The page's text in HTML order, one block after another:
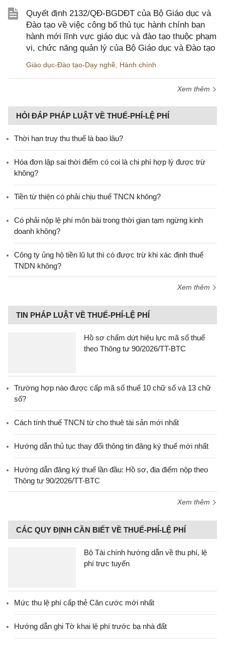
Quyết định 2132/QĐ-BGDĐT của Bộ Giáo dục và
Đào tạo về việc công bố thủ tục hành chính ban
hành mới lĩnh vực giáo dục và đào tạo thuộc phạm
vi, chức năng quản lý của Bộ Giáo dục và Đào tạo
Giáo dục-Đào tạo-Dạy nghề Hành chính
Xem thêm
HỎI ĐÁP PHÁP LUẬT VỀ THUẾ-PHÍ-LỆ PHÍ
Thời hạn truy thu thuế là bao lâu?
Hóa đơn lập sai thời điểm có coi là chi phí hợp lý được trừ
không?
Tiền từ thiện có phải chịu thuế TNCN không?
Có phải nộp lệ phí môn bài trong thời gian tạm ngừng kinh
doanh không?
Công ty ủng hộ tiền lũ lụt thì có được trừ khi xác định thuế
TNDN không?
Xem thêm
TIN PHÁP LUẬT VỀ THUẾ-PHÍ-LỆ PHÍ
Hồ sơ chấm dứt hiệu lực mã số thuế
theo Thông tư 90/2026/TT-BTC
Trường hợp nào được cấp mã số thuế 10 chữ số và 13 chữ
số?
Cách tính thuế TNCN từ cho thuê tài sản mới nhất
Hướng dẫn thủ tục thay đổi thông tin đăng ký thuế mới nhất
Hướng dẫn đăng ký thuế lần đầu: Hồ sơ, địa điểm nộp theo
Thông tư 90/2026/TT-BTC
Xem thêm
CÁC QUY ĐỊNH CẦN BIẾT VỀ THUẾ-PHÍ-LỆ PHÍ
Bộ Tài chính hướng dẫn về thu phí, lệ
phí trực tuyến
Mức thu lệ phí cấp thẻ Căn cước mới nhất
Hướng dẫn ghi Tờ khai lệ phí trước bạ nhà đất